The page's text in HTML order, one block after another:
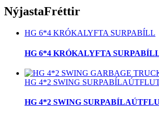
NýjastaFréttir
HG 6*4 KRÓKALYFTA SURPABÍLL
HG 6*4 KRÓKALYFTA
HG 4*2 SWING
HG 4*2 SWING